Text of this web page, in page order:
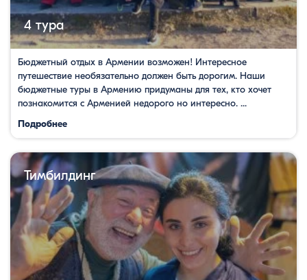
4 тура
Бюджетный отдых в Армении возможен! Интересное
путешествие необязательно должен быть дорогим. Наши
бюджетные туры в Армению придуманы для тех, кто хочет
познакомится с Арменией недорого но интересно. ...
Подробнее
Тимбилдинг